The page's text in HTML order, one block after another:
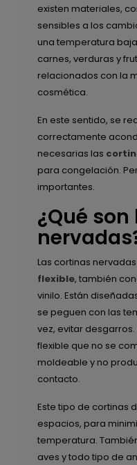
existen materiales,
sensibles a los
una temperatura
carnes, verduras y
relacionados con la
cosmética.
En este sentido, se
correctamente
necesarias las
para congelación.
importantes.
¿Qué
Las cortinas
flexible, también
vinilo. Están
se peguen con las
vez, evitar
flexible que no se
moldeable y no
contacto.
Este tipo de cortinas
espacios, para
temperatura.
aves y todo tipo de